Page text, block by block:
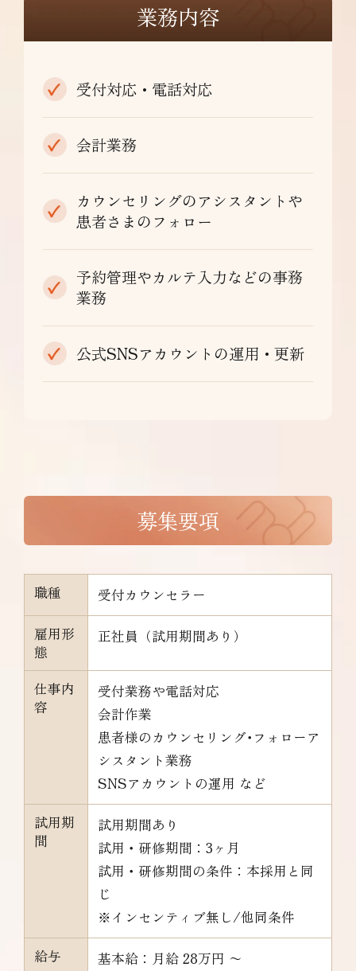
業務内容
受付対応・電話対応
会計業務
カウンセリングのアシスタントや
患者さまのフォロー
予約管理やカルテ入力などの事務
業務
公式SNSアカウントの運用・更新
募集要項
職種 受付カウンセラー
雇用形
態
正社員（試用期間あり）
仕事内
容
受付業務や電話対応
会計作業
患者様のカウンセリング･フォローア
シスタント業務
SNSアカウントの運用 など
試用期
間
試用期間あり
試用・研修期間：3ヶ月
試用・研修期間の条件：本採用と同
じ
※インセンティブ無し/他同条件
給与
基本給：月給 28万円 〜